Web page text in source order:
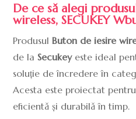
De ce să alegi
wireless, SECUKEY
Produsul Buton de iesire
de la Secukeyeste ideal
soluție de încredere în
Acesta este proiectat
eficientă și durabilă în timp.